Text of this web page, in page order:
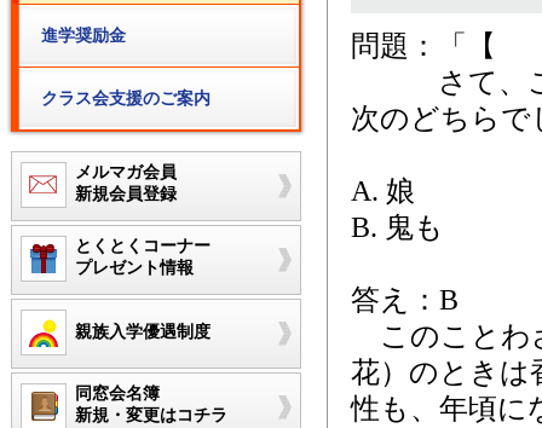
進学奨励金
クラス会支援のご案内
メルマガ会員
新規会員登録
とくとくコーナー
プレゼント情報
親族入学優遇制度
同窓会名簿
新規・変更はコチラ
問題：「【
さて、こ
次のどちらで
A. 娘
B. 鬼も
答え：B
このことわ
花）のときは
性も、年頃に